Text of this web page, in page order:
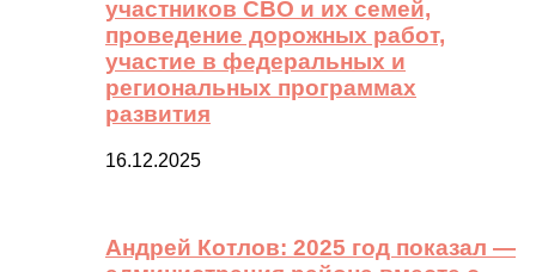
участников СВО и их семей,
проведение дорожных работ,
участие в федеральных и
региональных программах
развития
16.12.2025
Андрей Котлов: 2025 год показал —